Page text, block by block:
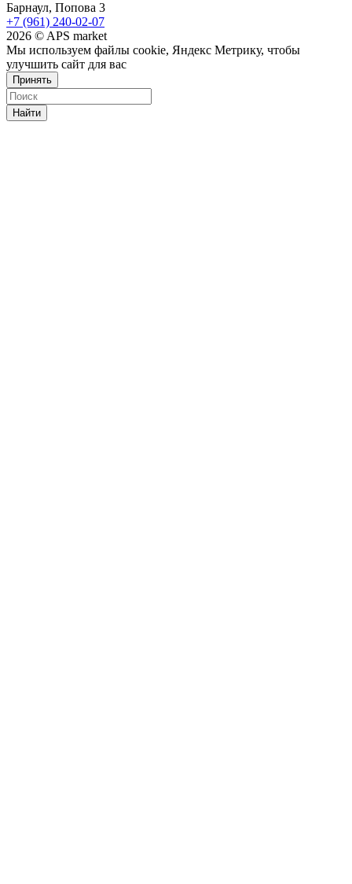
Барнаул, Попова 3
+7 (961) 240-02-07
2026 © APS market
Мы используем файлы cookie, Яндекс Метрику, чтобы
улучшить сайт для вас
Принять
Найти